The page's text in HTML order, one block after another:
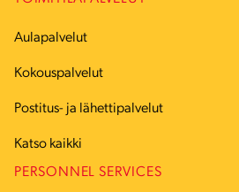
Aulapalvelut
Kokouspalvelut
Postitus- ja lähettipalvelut
Katso kaikki
PERSONNEL SERVICES